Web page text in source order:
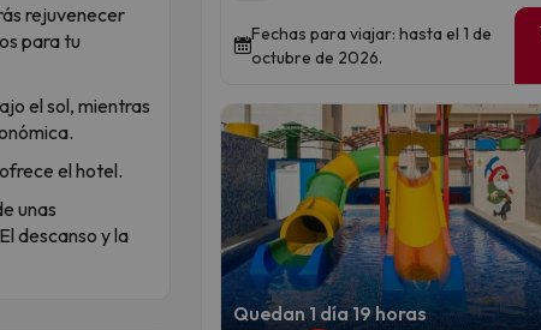
rejuvenecer
para tu
el sol, mientras
el hotel.
unas
descanso y la
Fechas para viajar: hasta el 1 de
octubre de 2026.
Quedan 1 día 19 horas